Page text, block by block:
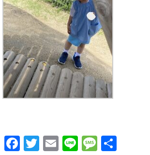
Facebook
Twitter
EmailLineMessage